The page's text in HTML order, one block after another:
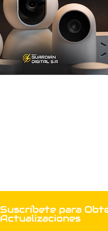
Suscríbete para
Actualizaciones